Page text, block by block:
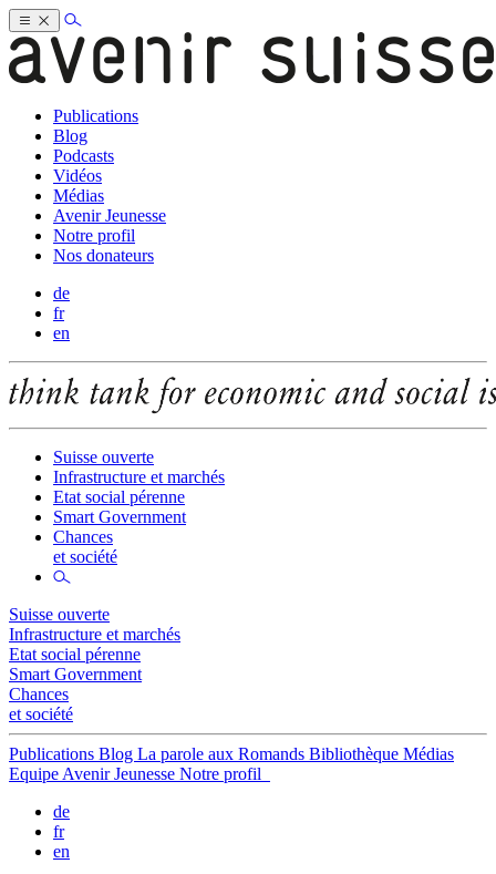
Publications
Blog
Podcasts
Vidéos
Médias
Avenir Jeunesse
Notre profil
Nos donateurs
de
fr
en
Suisse ouverte
Infrastructure et marchés
Etat social pérenne
Smart Government
Chances
et société
Suisse ouverte
Infrastructure et marchés
Etat social pérenne
Smart Government
Chances
et société
Publications Blog La parole aux Romands Bibliothèque Médias
Equipe Avenir Jeunesse Notre profil
de
fr
en